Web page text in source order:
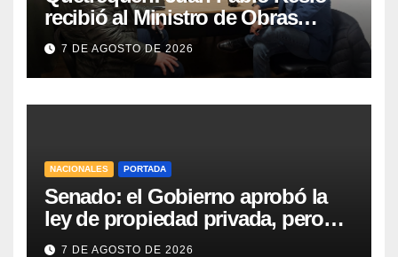
recibió al Ministro de Obras
Públicas y al Presidente de
Vialidad para recorrer la ruta a
Villa Huidobro
7 DE AGOSTO DE 2026
NACIONALES PORTADA
Senado: el Gobierno aprobó la
ley de propiedad privada, pero
tuvo que quitar otro capítulo
7 DE AGOSTO DE 2026